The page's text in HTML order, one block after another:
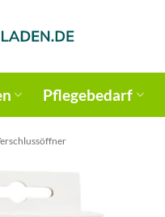
Pflegebedarf